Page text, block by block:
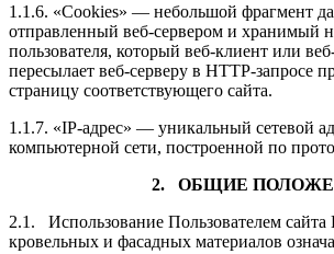
1.1.6. «Cookies» — небольшой фрагмент
отправленный веб-сервером и хранимый
пользователя, который веб-клиент или
пересылает веб-серверу в HTTP-запросе
страницу соответствующего сайта.
1.1.7. «IP-адрес» — уникальный сетевой
компьютерной сети, построенной по
2. ОБЩИЕ
2.1. Использование Пользователем сайта
кровельных и фасадных материалов